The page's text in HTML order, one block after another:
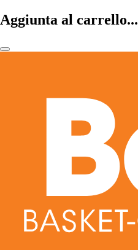
Aggiunta al carrello...